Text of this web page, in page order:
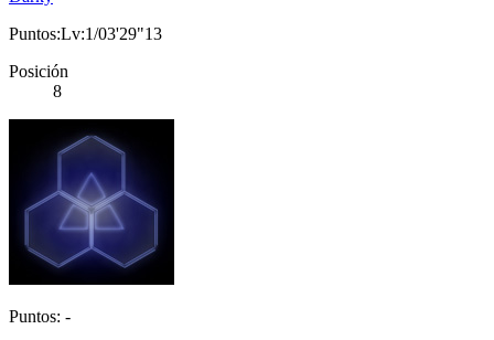
Puntos:Lv:1/03'29"13
Posición
8
Puntos: -